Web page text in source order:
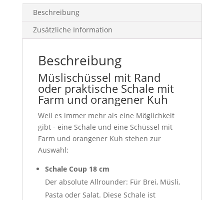
Beschreibung
Zusätzliche Information
Beschreibung
Müslischüssel mit Rand
oder praktische Schale mit
Farm und orangener Kuh
Weil es immer mehr als eine Möglichkeit
gibt - eine Schale und eine Schüssel mit
Farm und orangener Kuh stehen zur
Auswahl:
Schale Coup 18 cm
Der absolute Allrounder: Für Brei, Müsli,
Pasta oder Salat. Diese Schale ist